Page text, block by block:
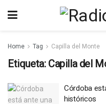
Home Tag Capilla del Monte
Etiqueta: Capilla del
Córdoba
históricos